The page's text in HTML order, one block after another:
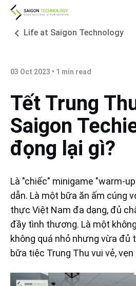
Life at Saigon Technology
03 Oct 2023 • 1 min read
Tết Trung
Saigon
đọng lại gì?
Là "chiếc" minigame "warm-
dẫn. Là một bữa ăn ấm cúng
thực Việt Nam đa dạng, đủ
đầy tình thương. Là một
không quá nhỏ nhưng vừa đủ
bữa tiệc Trung Thu vui vẻ, vẹn